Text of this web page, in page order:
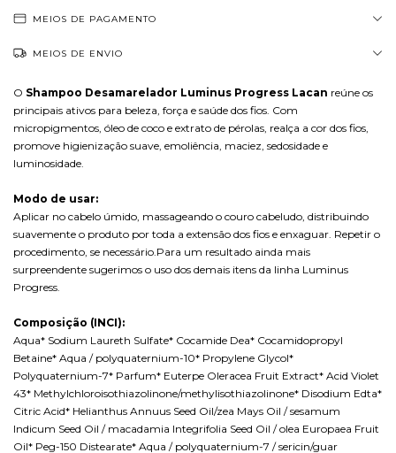
MEIOS DE PAGAMENTO
MEIOS DE ENVIO
O Shampoo Desamarelador Luminus Progress Lacan reúne os
principais ativos para beleza, força e saúde dos fios. Com
micropigmentos, óleo de coco e extrato de pérolas, realça a cor dos fios,
promove higienização suave, emoliência, maciez, sedosidade e
luminosidade.
Modo de usar:
Aplicar no cabelo úmido, massageando o couro cabeludo, distribuindo
suavemente o produto por toda a extensão dos fios e enxaguar. Repetir o
procedimento, se necessário.Para um resultado ainda mais
surpreendente sugerimos o uso dos demais itens da linha Luminus
Progress.
Composição (INCI):
Aqua* Sodium Laureth Sulfate* Cocamide Dea* Cocamidopropyl
Betaine* Aqua / polyquaternium-10* Propylene Glycol*
Polyquaternium-7* Parfum* Euterpe Oleracea Fruit Extract* Acid Violet
43* Methylchloroisothiazolinone/methylisothiazolinone* Disodium Edta*
Citric Acid* Helianthus Annuus Seed Oil/zea Mays Oil / sesamum
Indicum Seed Oil / macadamia Integrifolia Seed Oil / olea Europaea Fruit
Oil* Peg-150 Distearate* Aqua / polyquaternium-7 / sericin/guar